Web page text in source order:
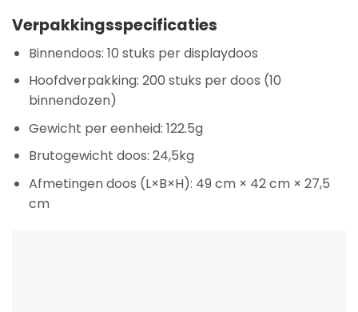
Verpakkingsspecificaties
Binnendoos: 10 stuks per displaydoos
Hoofdverpakking: 200 stuks per doos (10
binnendozen)
Gewicht per eenheid: 122.5g
Brutogewicht doos: 24,5kg
Afmetingen doos (L×B×H): 49 cm × 42 cm × 27,5
cm